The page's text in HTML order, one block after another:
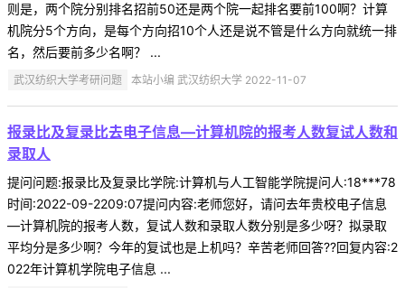
则是，两个院分别排名招前50还是两个院一起排名要前100啊？计算
机院分5个方向，是每个方向招10个人还是说不管是什么方向就统一排
名，然后要前多少名啊？ ...
武汉纺织大学考研问题 本站小编 武汉纺织大学 2022-11-07
报录比及复录比去电子信息—计算机院的报考人数复试人数和
录取人
提问问题:报录比及复录比学院:计算机与人工智能学院提问人:18***78
时间:2022-09-2209:07提问内容:老师您好，请问去年贵校电子信息
—计算机院的报考人数，复试人数和录取人数分别是多少呀？拟录取
平均分是多少啊？今年的复试也是上机吗？辛苦老师回答??回复内容:2
022年计算机学院电子信息 ...